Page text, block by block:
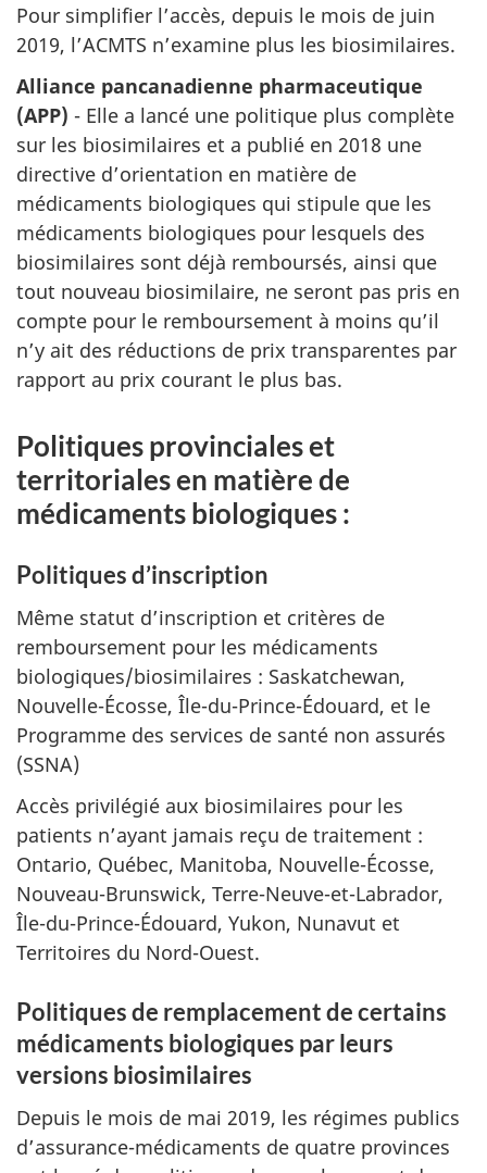
Pour simplifier l’accès, depuis le mois de juin
2019, l’ACMTS n’examine plus les biosimilaires.
Alliance pancanadienne pharmaceutique
(APP) - Elle a lancé une politique plus complète
sur les biosimilaires et a publié en 2018 une
directive d’orientation en matière de
médicaments biologiques qui stipule que les
médicaments biologiques pour lesquels des
biosimilaires sont déjà remboursés, ainsi que
tout nouveau biosimilaire, ne seront pas pris en
compte pour le remboursement à moins qu’il
n’y ait des réductions de prix transparentes par
rapport au prix courant le plus bas.
Politiques provinciales et
territoriales en matière de
médicaments biologiques :
Politiques d’inscription
Même statut d’inscription et critères de
remboursement pour les médicaments
biologiques/biosimilaires : Saskatchewan,
Nouvelle-Écosse, Île-du-Prince-Édouard, et le
Programme des services de santé non assurés
(SSNA)
Accès privilégié aux biosimilaires pour les
patients n’ayant jamais reçu de traitement :
Ontario, Québec, Manitoba, Nouvelle-Écosse,
Nouveau-Brunswick, Terre-Neuve-et-Labrador,
Île-du-Prince-Édouard, Yukon, Nunavut et
Territoires du Nord-Ouest.
Politiques de remplacement de certains
médicaments biologiques par leurs
versions biosimilaires
Depuis le mois de mai 2019, les régimes publics
d’assurance-médicaments de quatre provinces